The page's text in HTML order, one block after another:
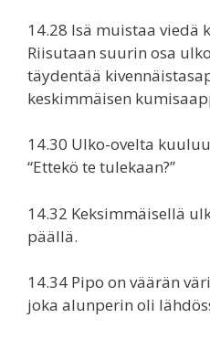
14.28 Isä muistaa viedä
Riisutaan suurin osa
täydentää
keskimmäisen
14.30 Ulko-ovelta
“Ettekö te tulekaan?”
14.32 Keksimmäisellä
päällä.
14.34 Pipo on väärän
joka alunperin oli